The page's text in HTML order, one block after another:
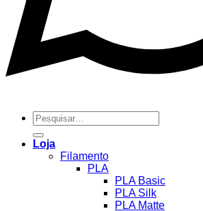
Pesquisar
por:
Loja
Filamento
PLA
PLA Basic
PLA Silk
PLA Matte